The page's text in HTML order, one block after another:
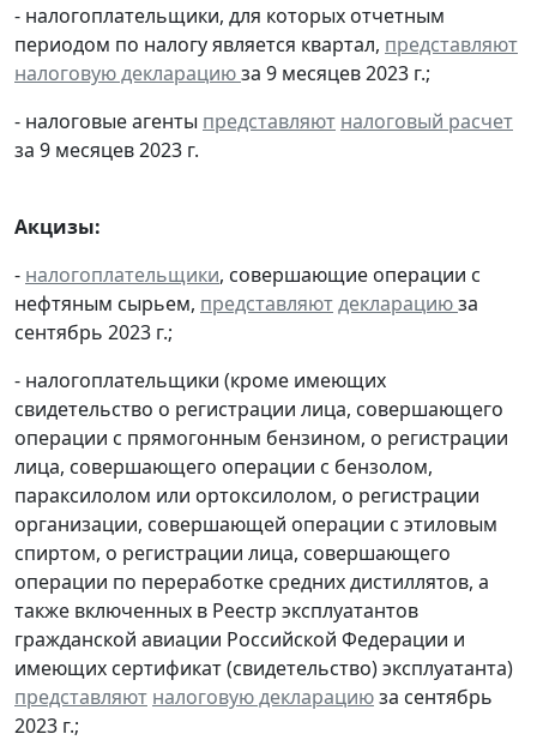
- налогоплательщики, для которых отчетным
периодом по налогу является квартал, представляют
налоговую декларациюза 9 месяцев 2023 г.;
- налоговые агенты представляют налоговый расчет
за 9 месяцев 2023 г.
Акцизы:
- налогоплательщики, совершающие операции с
нефтяным сырьем, представляютдекларациюза
сентябрь 2023 г.;
- налогоплательщики (кроме имеющих
свидетельство о регистрации лица, совершающего
операции с прямогонным бензином, о регистрации
лица, совершающего операции с бензолом,
параксилолом или ортоксилолом, о регистрации
организации, совершающей операции с этиловым
спиртом, о регистрации лица, совершающего
операции по переработке средних дистиллятов, а
также включенных в Реестр эксплуатантов
гражданской авиации Российской Федерации и
имеющих сертификат (свидетельство) эксплуатанта)
представляют налоговую декларациюза сентябрь
2023 г.;